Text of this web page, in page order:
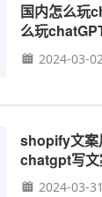
国内怎么玩
么玩
2024-03-
shopify文案
chatgpt写
2024-03-